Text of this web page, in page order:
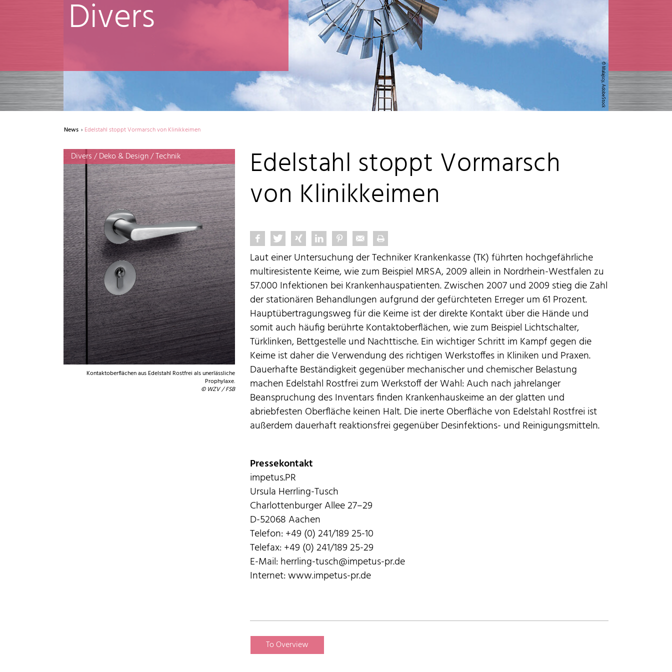
© Malajscy, AdobeStock
Divers
News Edelstahl stoppt Vormarsch von Klinikkeimen
Divers / Deko & Design / Technik
Kontaktoberflächen aus Edelstahl Rostfrei als unerlässliche
Prophylaxe.
© WZV / FSB
Edelstahl stoppt Vormarsch
von Klinikkeimen
Laut einer Untersuchung der Techniker Krankenkasse (TK) führten hochgefährliche
multiresistente Keime, wie zum Beispiel MRSA, 2009 allein in Nordrhein-Westfalen zu
57.000 Infektionen bei Krankenhauspatienten. Zwischen 2007 und 2009 stieg die Zahl
der stationären Behandlungen aufgrund der gefürchteten Erreger um 61 Prozent.
Hauptübertragungsweg für die Keime ist der direkte Kontakt über die Hände und
somit auch häufig berührte Kontaktoberflächen, wie zum Beispiel Lichtschalter,
Türklinken, Bettgestelle und Nachttische. Ein wichtiger Schritt im Kampf gegen die
Keime ist daher die Verwendung des richtigen Werkstoffes in Kliniken und Praxen.
Dauerhafte Beständigkeit gegenüber mechanischer und chemischer Belastung
machen Edelstahl Rostfrei zum Werkstoff der Wahl: Auch nach jahrelanger
Beanspruchung des Inventars finden Krankenhauskeime an der glatten und
abriebfesten Oberfläche keinen Halt. Die inerte Oberfläche von Edelstahl Rostfrei ist
außerdem dauerhaft reaktionsfrei gegenüber Desinfektions- und Reinigungsmitteln.
Pressekontakt
impetus.PR
Ursula Herrling-Tusch
Charlottenburger Allee 27–29
D-52068 Aachen
Telefon: +49 (0) 241/189 25-10
Telefax: +49 (0) 241/189 25-29
E-Mail: herrling-tusch@impetus-pr.de
Internet: www.impetus-pr.de
To Overview